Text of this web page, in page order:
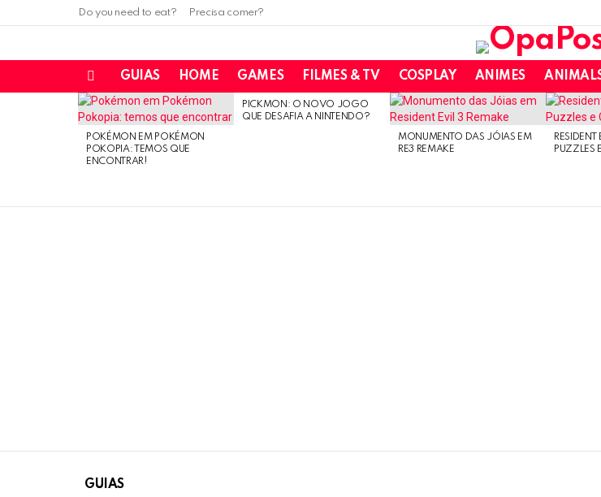
Do you need to eat? Precisa comer?
GUIAS HOME GAMES FILMES & TV COSPLAY ANIMES
LATEST
STORIES
POKÉMON EM POKÉMON
POKOPIA: TEMOS QUE
ENCONTRAR!
PICKMON: O NOVO JOGO
QUE DESAFIA A NINTENDO?
MONUMENTO DAS JÓIAS EM
RE3 REMAKE
RESIDENT
PUZZLES
GUIAS